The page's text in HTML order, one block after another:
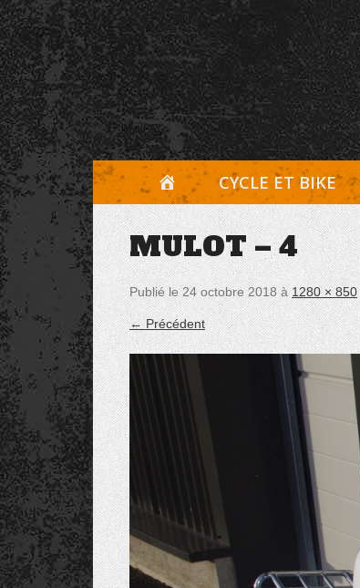
Aller
au
contenu
A
C
C
U
E
I
CYCLE ET BIKE
MULOT – 4
Publié le24 octobre 2018à1280 × 850
← Précédent
Panneau de gestion des cookies